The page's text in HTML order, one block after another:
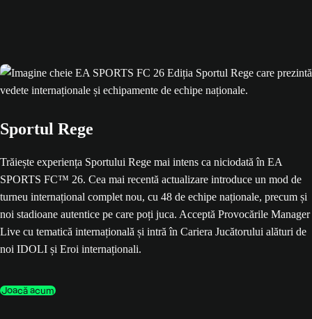
Sportul Rege
Trăiește experiența Sportului Rege mai intens ca niciodată în EA
SPORTS FC™ 26. Cea mai recentă actualizare introduce un mod de
turneu internațional complet nou, cu 48 de echipe naționale, precum și
noi stadioane autentice pe care poți juca. Acceptă Provocările Manager
Live cu tematică internațională și intră în Cariera Jucătorului alături de
noi IDOLI și Eroi internaționali.
Joacă acum